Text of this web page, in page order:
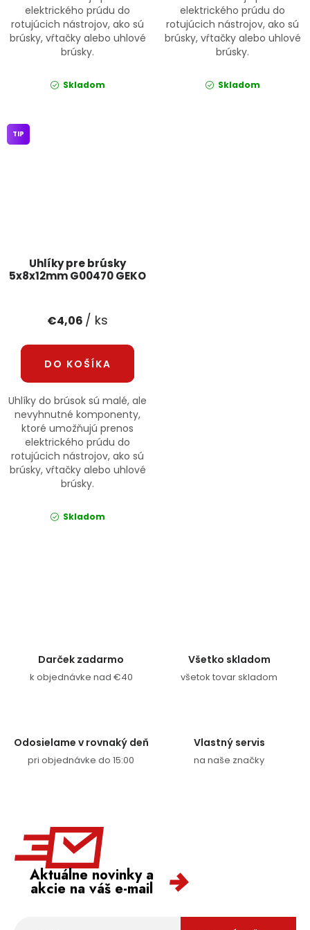
elektrického prúdu do
rotujúcich nástrojov, ako sú
brúsky, vŕtačky alebo uhlové
brúsky.
Skladom
elektrického prúdu do
rotujúcich nástrojov, ako sú
brúsky, vŕtačky alebo uhlové
brúsky.
Skladom
Uhlíky pre brúsky
5x8x12mm G00470 GEKO
TIP
€4,06 / ks
DO KOŠÍKA
Uhlíky do brúsok sú malé, ale
nevyhnutné komponenty,
ktoré umožňujú prenos
elektrického prúdu do
rotujúcich nástrojov, ako sú
brúsky, vŕtačky alebo uhlové
brúsky.
Skladom
Darček zadarmo
k objednávke nad €40
Všetko skladom
všetok tovar skladom
Odosielame v rovnaký deň
pri objednávke do 15:00
Vlastný servis
na naše značky
Aktuálne novinky a
akcie na váš e-mail